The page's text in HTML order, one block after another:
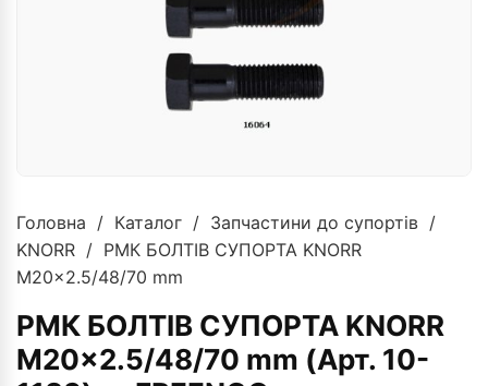
Головна / Каталог / Запчастини до супортів /
KNORR / РМК БОЛТІВ СУПОРТА KNORR
M20x2.5/48/70 mm
РМК БОЛТІВ СУПОРТА KNORR
M20x2.5/48/70 mm (Арт. 10-